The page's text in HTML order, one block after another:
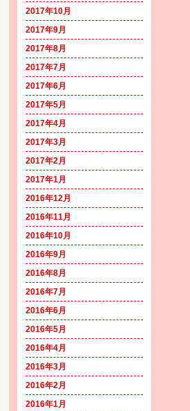
2017年10月
2017年9月
2017年8月
2017年7月
2017年6月
2017年5月
2017年4月
2017年3月
2017年2月
2017年1月
2016年12月
2016年11月
2016年10月
2016年9月
2016年8月
2016年7月
2016年6月
2016年5月
2016年4月
2016年3月
2016年2月
2016年1月